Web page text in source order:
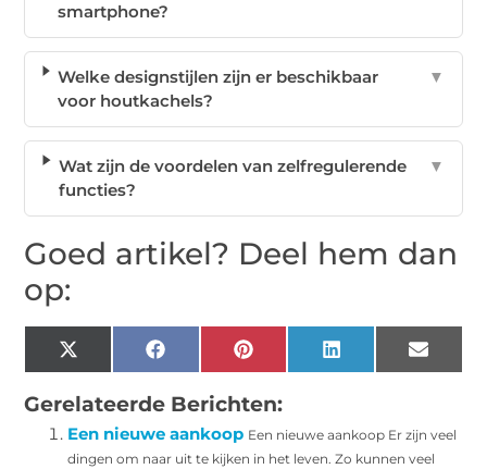
smartphone?
Welke designstijlen zijn er beschikbaar
voor houtkachels?
▼
Wat zijn de voordelen van zelfregulerende
functies?
▼
Goed artikel? Deel hem dan
op:
X
(Twitter)
Facebook Pinterest LinkedIn Email
Gerelateerde Berichten:
Een nieuwe aankoop Een nieuwe aankoop Er zijn veel
dingen om naar uit te kijken in het leven. Zo kunnen veel